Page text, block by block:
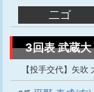
二ゴ
3回表 武蔵大
【投手交代】矢